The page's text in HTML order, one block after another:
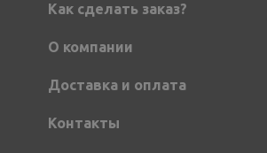
Как сделать заказ?
О компании
Доставка и оплата
Контакты